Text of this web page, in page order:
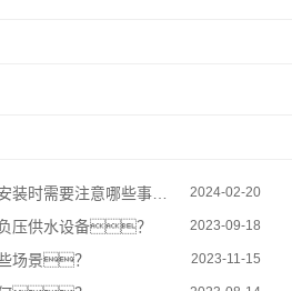
需要注意哪些事项吗？ 2024-02-20
压供水设备？ 2023-09-18
场景？ 2023-11-15